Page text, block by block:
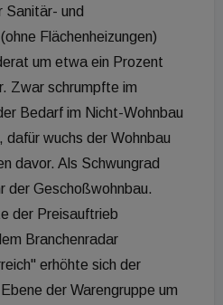
Sanitär- und
Flächenheizungen)
um etwa ein Prozent
Zwar schrumpfte im
Bedarf im Nicht-Wohnbau
wuchs der Wohnbau
davor. Als Schwungrad
der Geschoßwohnbau.
der Preisauftrieb
Branchenradar
erhöhte sich der
der Warengruppe um